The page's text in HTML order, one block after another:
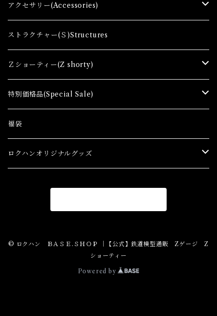
Zゲージファーストセット(E) Z First Sets
レールセット(R) Track Sets
レール関連商品(Track related goods)
制御機器（Ｃ＆ＲＣ）Control Equipment
制御機器（Ａ）Control Accessory
アクセサリー(Accessories)
アクセサリー(A) Accessories
コンテナ(Ａ) Container Cargo
ストラクチャー(Ｓ)Structures
Ｚショーティー(Z shorty)
車両（ST）Z Shorty Trains
アクセサリー&ストラクチャー(SA&SS) ACC&STL
スターターセット(SG) Starter Sets
特別価格品(Special Sale)
Ｚゲージ車両(特別価格) Trains
在宅支援キャンペーン
Ｚゲージアクセサリー(特別価格) Accessory
Ｚゲージレール(特別価格) Truck
Zゲージパーツ(特別価格) Parts
福袋
ロクハンオリジナルグッズ
© ロクハン ＢＡＳＥ.ＳＨＯＰ ｜【公式】鉄道模型通販 Zゲージ Z
ショーティー
Powered by